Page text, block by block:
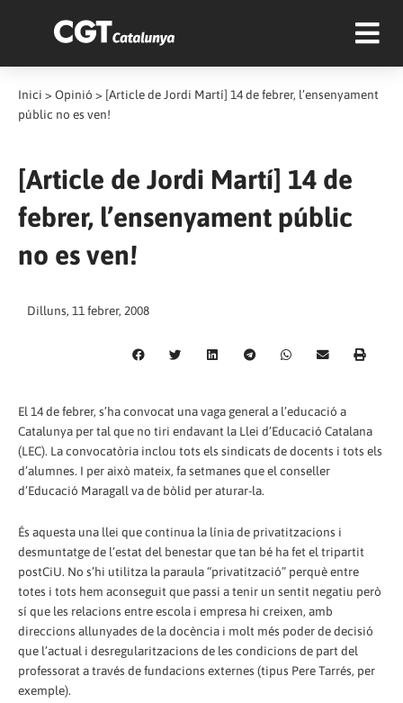
Inici > Opinió > [Article de Jordi Martí] 14 de febrer, l’ensenyament
públic no es ven!
[Article de Jordi Martí] 14 de
febrer, l’ensenyament públic
no es ven!
Dilluns, 11 febrer, 2008
El 14 de febrer, s’ha convocat una vaga general a l’educació a
Catalunya per tal que no tiri endavant la Llei d’Educació Catalana
(LEC). La convocatòria inclou tots els sindicats de docents i tots els
d’alumnes. I per això mateix, fa setmanes que el conseller
d’Educació Maragall va de bòlid per aturar-la.
És aquesta una llei que continua la línia de privatitzacions i
desmuntatge de l’estat del benestar que tan bé ha fet el tripartit
postCiU. No s’hi utilitza la paraula “privatització” perquè entre
totes i tots hem aconseguit que passi a tenir un sentit negatiu però
sí que les relacions entre escola i empresa hi creixen, amb
direccions allunyades de la docència i molt més poder de decisió
que l’actual i desregularitzacions de les condicions de part del
professorat a través de fundacions externes (tipus Pere Tarrés, per
exemple).